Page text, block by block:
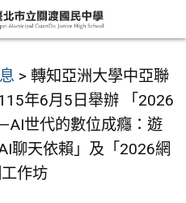
> 轉知亞洲大學中亞聯
年6月5日舉辦 「2026
世代的數位成癮：遊
聊天依賴」及「2026網
作坊